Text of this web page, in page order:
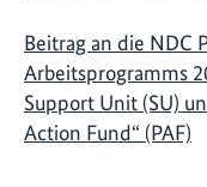
Beitrag an die NDC
Arbeitsprogramms
Support Unit (SU)
Action Fund“ (PAF)